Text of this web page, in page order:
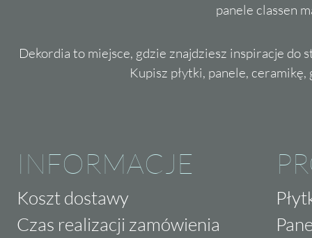
panele classen
Dekordia to miejsce, gdzie znajdziesz inspiracje do
Kupisz płytki, panele,
INFORMACJE
Koszt dostawy
Czas realizacji zamówienia